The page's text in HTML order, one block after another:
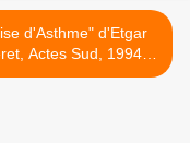
d'Asthme" d'Etgar
Actes Sud, 1994
(He), 2002 (F) >